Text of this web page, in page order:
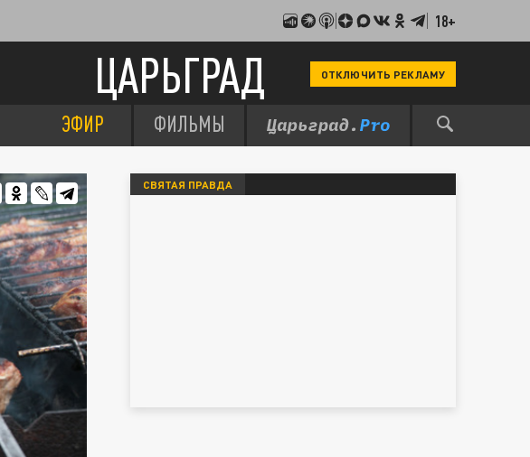
18+
ЦАРЬГРАД ОТКЛЮЧИТЬ РЕКЛАМУ
ЭФИР ФИЛЬМЫ
СВЯТАЯ ПРАВДА